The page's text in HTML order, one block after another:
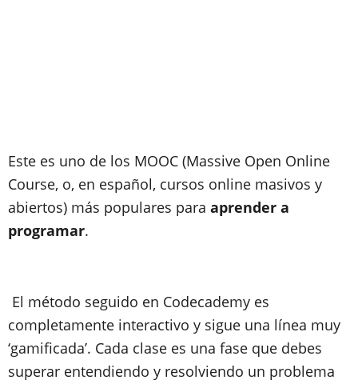
Este es uno de los MOOC (Massive Open Online
Course, o, en español, cursos online masivos y
abiertos) más populares para aprender a
programar.
El método seguido en Codecademy es
completamente interactivo y sigue una línea muy
‘gamificada’. Cada clase es una fase que debes
superar entendiendo y resolviendo un problema